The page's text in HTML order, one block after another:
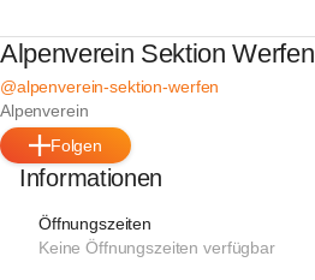
Alpenverein Sektion Werfen
@alpenverein-sektion-werfen
Alpenverein
Folgen
Informationen
Öffnungszeiten
Keine Öffnungszeiten verfügbar